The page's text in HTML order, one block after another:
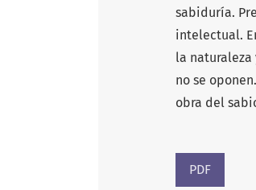
sabiduría.
intelectual.
la
no se
obra del
PDF